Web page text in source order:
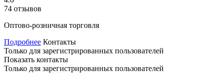
74 отзывов
Оптово-розничная торговля
Подробнее Контакты
Только для зарегистрированных пользователей
Показать контакты
Только для зарегистрированных пользователей